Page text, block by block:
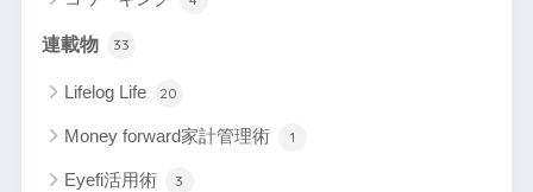
連載物 33
Lifelog Life 20
Money forward家計管理術 1
Eyefi活用術 3